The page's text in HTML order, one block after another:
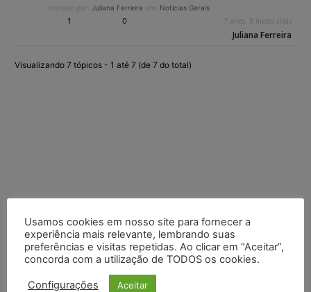
Iniciado por: Juliana Ferreira em: Notícias Gerais
1 0 7 anos, 3 meses atrás
Juliana Ferreira
Visualizando 7 tópicos - 1 até 7 (de 7 do total)
Usamos cookies em nosso site para fornecer a
experiência mais relevante, lembrando suas
preferências e visitas repetidas. Ao clicar em “Aceitar”,
concorda com a utilização de TODOS os cookies.
Configurações Aceitar